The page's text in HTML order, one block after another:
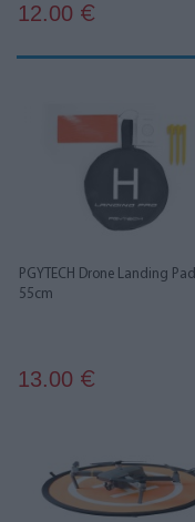
12.00 €
PGYTECH Drone Landing Pad
55cm
13.00 €